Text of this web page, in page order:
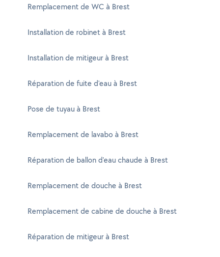
Remplacement de WC à Brest
Installation de robinet à Brest
Installation de mitigeur à Brest
Réparation de fuite d'eau à Brest
Pose de tuyau à Brest
Remplacement de lavabo à Brest
Réparation de ballon d'eau chaude à Brest
Remplacement de douche à Brest
Remplacement de cabine de douche à Brest
Réparation de mitigeur à Brest